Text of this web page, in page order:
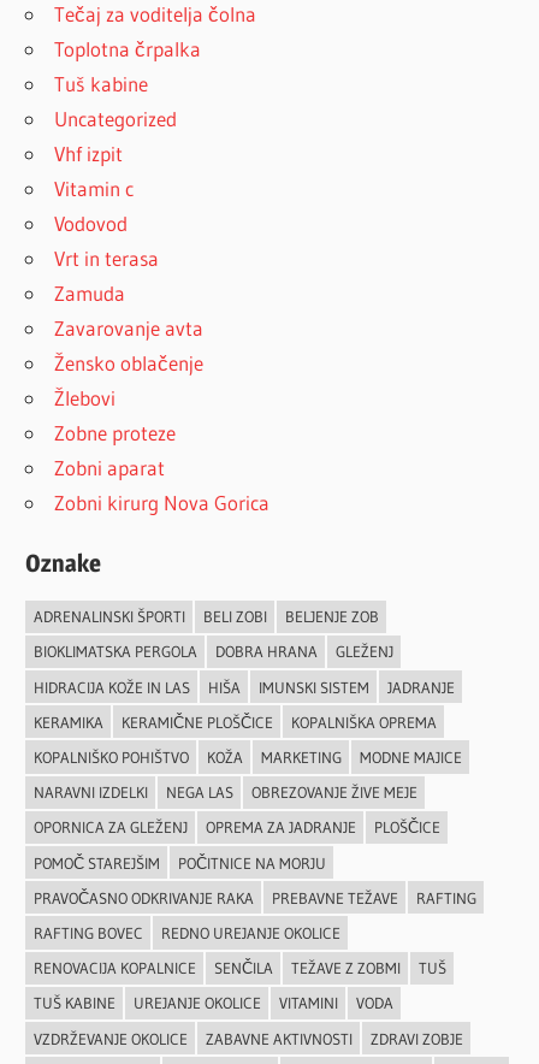
Tečaj za voditelja čolna
Toplotna črpalka
Tuš kabine
Uncategorized
Vhf izpit
Vitamin c
Vodovod
Vrt in terasa
Zamuda
Zavarovanje avta
Žensko oblačenje
Žlebovi
Zobne proteze
Zobni aparat
Zobni kirurg Nova Gorica
Oznake
ADRENALINSKI ŠPORTI BELI ZOBI
BELJENJE ZOB
BIOKLIMATSKA PERGOLA
DOBRA HRANA
GLEŽENJ
HIDRACIJA KOŽE IN LAS
HIŠA IMUNSKI SISTEM
JADRANJE
KERAMIKA
KERAMIČNE PLOŠČICE
KOPALNIŠKA OPREMA
KOPALNIŠKO POHIŠTVO
KOŽA MARKETING
MODNE MAJICE
NARAVNI IZDELKI
NEGA LAS
OBREZOVANJE ŽIVE MEJE
OPORNICA ZA GLEŽENJ
OPREMA ZA JADRANJE
PLOŠČICE
POMOČ STAREJŠIM
POČITNICE NA MORJU
PRAVOČASNO ODKRIVANJE RAKA
PREBAVNE TEŽAVE
RAFTING
RAFTING BOVEC
REDNO UREJANJE OKOLICE
RENOVACIJA KOPALNICE
SENČILA TEŽAVE Z ZOBMI
TUŠ
TUŠ KABINE
UREJANJE OKOLICE VITAMINI
VODA
VZDRŽEVANJE OKOLICE
ZABAVNE AKTIVNOSTI
ZDRAVI ZOBJE